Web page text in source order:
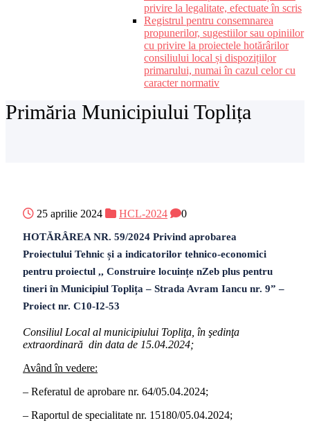
privire la legalitate, efectuate în scris
Registrul pentru consemnarea
propunerilor, sugestiilor sau opiniilor
cu privire la proiectele hotărârilor
consiliului local și dispozițiilor
primarului, numai în cazul celor cu
caracter normativ
Primăria Municipiului Toplița
25 aprilie 2024 HCL-2024 0
HOTĂRÂREA NR. 59/2024 Privind aprobarea
Proiectului Tehnic și a indicatorilor tehnico-economici
pentru proiectul ,, Construire locuințe nZeb plus pentru
tineri în Municipiul Toplița – Strada Avram Iancu nr. 9” –
Proiect nr. C10-I2-53
Consiliul Local al municipiului Topliţa, în şedinţa
extraordinară din data de 15.04.2024;
Având în vedere:
– Referatul de aprobare nr. 64/05.04.2024;
– Raportul de specialitate nr. 15180/05.04.2024;